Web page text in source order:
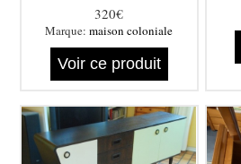
320€
Marque:maison coloniale
Voir ce produit